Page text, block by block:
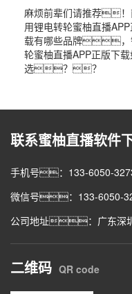
麻烦前辈们请推荐！
用锂电转轮蜜柚直播
载有哪些品牌，
轮蜜柚直播APP正版下
选？？
联系蜜柚直播软件
手机号：133-6050-
微信号：133-6050-
公司地址：广东深圳
二维码 QR code